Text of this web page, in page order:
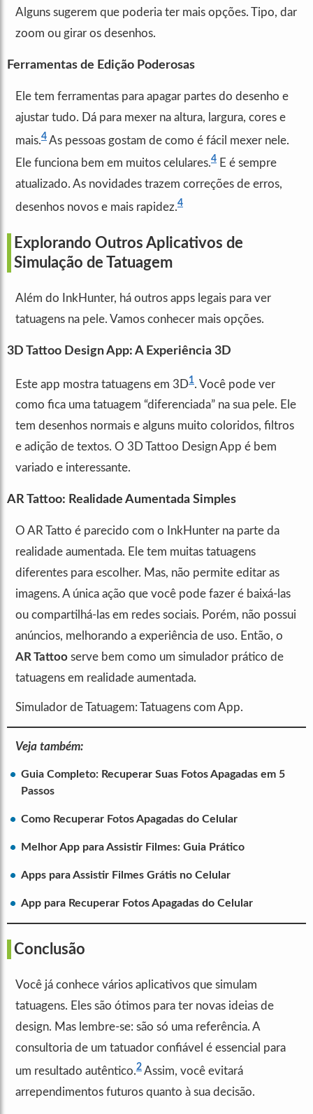
Alguns sugerem que poderia ter mais opções. Tipo, dar
zoom ou girar os desenhos.
Ferramentas de Edição Poderosas
Ele tem ferramentas para apagar partes do desenho e
ajustar tudo. Dá para mexer na altura, largura, cores e
mais.4 As pessoas gostam de como é fácil mexer nele.
Ele funciona bem em muitos celulares.4 E é sempre
atualizado. As novidades trazem correções de erros,
desenhos novos e mais rapidez.4
Explorando Outros Aplicativos de
Simulação de Tatuagem
Além do InkHunter, há outros apps legais para ver
tatuagens na pele. Vamos conhecer mais opções.
3D Tattoo Design App: A Experiência 3D
Este app mostra tatuagens em 3D1. Você pode ver
como fica uma tatuagem “diferenciada” na sua pele. Ele
tem desenhos normais e alguns muito coloridos, filtros
e adição de textos. O 3D Tattoo Design App é bem
variado e interessante.
AR Tattoo: Realidade Aumentada Simples
O AR Tatto é parecido com o InkHunter na parte da
realidade aumentada. Ele tem muitas tatuagens
diferentes para escolher. Mas, não permite editar as
imagens. A única ação que você pode fazer é baixá-las
ou compartilhá-las em redes sociais. Porém, não possui
anúncios, melhorando a experiência de uso. Então, o
AR Tattoo serve bem como um simulador prático de
tatuagens em realidade aumentada.
Simulador de Tatuagem: Tatuagens com App.
Veja também:
Guia Completo: Recuperar Suas Fotos Apagadas em 5
Passos
Como Recuperar Fotos Apagadas do Celular
Melhor App para Assistir Filmes: Guia Prático
Apps para Assistir Filmes Grátis no Celular
App para Recuperar Fotos Apagadas do Celular
Conclusão
Você já conhece vários aplicativos que simulam
tatuagens. Eles são ótimos para ter novas ideias de
design. Mas lembre-se: são só uma referência. A
consultoria de um tatuador confiável é essencial para
um resultado autêntico.2 Assim, você evitará
arrependimentos futuros quanto à sua decisão.